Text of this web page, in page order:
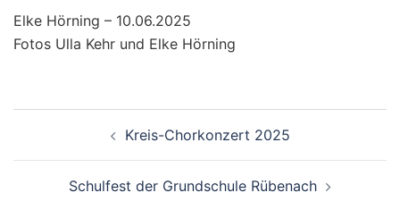
Elke Hörning – 10.06.2025
Fotos Ulla Kehr und Elke Hörning
Beitragsnavigation
Kreis-Chorkonzert 2025
Schulfest der Grundschule Rübenach